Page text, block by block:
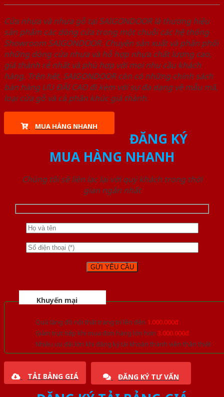
Cửa nhựa và nhựa gỗ tại SAIGONDOOR là thương hiệu
sản phẩm các dòng cửa trong một chuỗi các hệ thống
Showroom SAIGONDOOR. Chuyên sản xuất và phân phối
những dòng cửa nhựa và hỗ hợp nhựa chất lượng cao,
giá thành rẻ nhất và phù hợp với mọi nhu cầu khách
hàng. Trên hết, SAIGONDOOR còn có những chính sách
bán hàng ƯU ĐÃI CAO đi kèm với sự đa dạng về mẫu mã,
loại cửa gỗ và cả phân khúc giá thành.
MUA HÀNG NHANH
ĐĂNG KÝ
MUA HÀNG NHANH
Chúng tôi sẽ liên lạc lại với quý khách trong thời
gian ngắn nhất
Khuyến mại
Quà tặng đồ nội thất trang trí lên đến 1.000.000đ
Giảm trực tiếp khi mua đơn hàng lớn hơn 3.000.000đ
Nhiều ưu đãi lớn khi đăng ký tài khoản thành viên thân thiết
TẢI BẢNG GIÁ ĐĂNG KÝ TƯ VẤN